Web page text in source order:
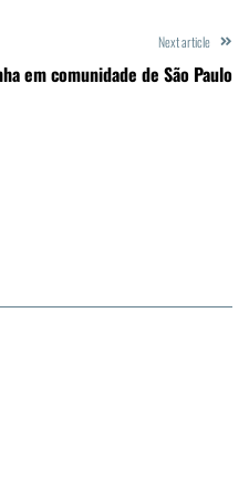
Next article
em comunidade de São Paulo